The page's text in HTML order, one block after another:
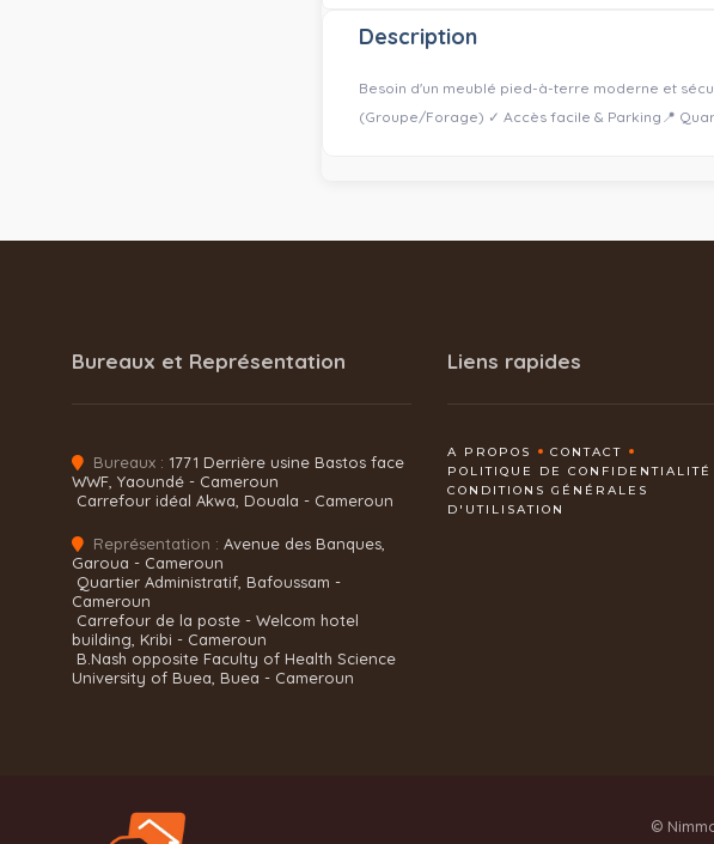
Description
Besoin d'un meublé pied-à-terre moderne et
(Groupe/Forage) ✓ Accès facile & Parking ​📍
Bureaux et Représentation
Bureaux : 1771 Derrière usine Bastos face
WWF, Yaoundé - Cameroun
Carrefour idéal Akwa, Douala - Cameroun
Représentation : Avenue des Banques,
Garoua - Cameroun
Quartier Administratif, Bafoussam -
Cameroun
Carrefour de la poste - Welcom hotel
building, Kribi - Cameroun
B.Nash opposite Faculty of Health Science
University of Buea, Buea - Cameroun
Liens rapides
A PROPOS
CONTACT
POLITIQUE DE CONFIDENTIALITÉ
CONDITIONS GÉNÉRALES
D'UTILISATION
©